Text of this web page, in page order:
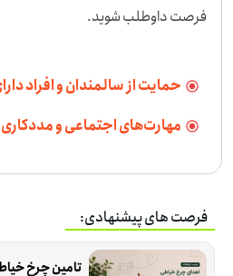
فرصت داوطلب شوید.
حمایت از سالمندان و افراد
مهارت‌های اجتماعی و مددکاری
فرصت های پیشنهادی: